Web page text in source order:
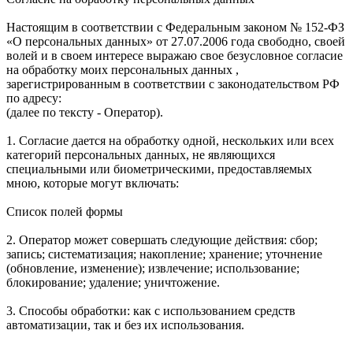
Настоящим в соответствии с Федеральным законом № 152-ФЗ
«О персональных данных» от 27.07.2006 года свободно, своей
волей и в своем интересе выражаю свое безусловное согласие
на обработку моих персональных данных ,
зарегистрированным в соответствии с законодательством РФ
по адресу:
(далее по тексту - Оператор).
1. Согласие дается на обработку одной, нескольких или всех
категорий персональных данных, не являющихся
специальными или биометрическими, предоставляемых
мною, которые могут включать:
Список полей формы
2. Оператор может совершать следующие действия: сбор;
запись; систематизация; накопление; хранение; уточнение
(обновление, изменение); извлечение; использование;
блокирование; удаление; уничтожение.
3. Способы обработки: как с использованием средств
автоматизации, так и без их использования.